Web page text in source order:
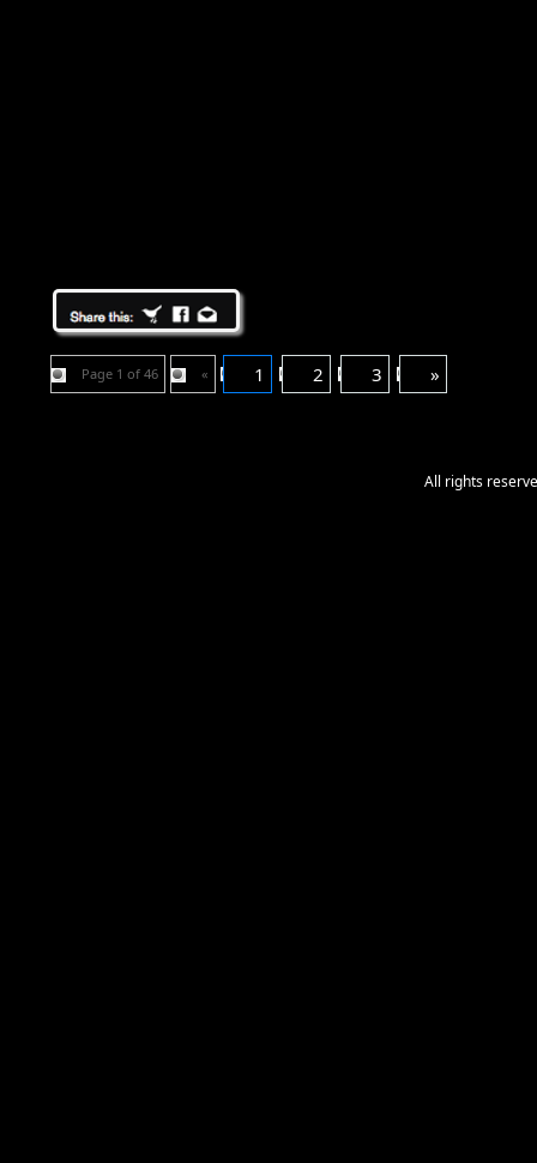
Page 1 of 46 « 1 2 3 »
All rights